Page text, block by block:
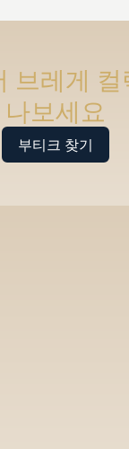
브레게
나보세요
부티크 찾기